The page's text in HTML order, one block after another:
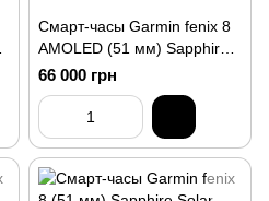
Смарт-часы Garmin fenix 8
AMOLED (51 мм) Sapphire
титановый с каштановым
кожаным ремешком
66 000 грн